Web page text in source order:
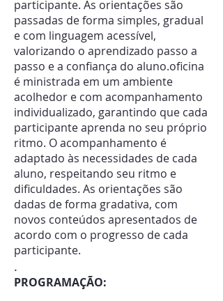
participante. As orientações são
passadas de forma simples, gradual
e com linguagem acessível,
valorizando o aprendizado passo a
passo e a confiança do aluno.oficina
é ministrada em um ambiente
acolhedor e com acompanhamento
individualizado, garantindo que cada
participante aprenda no seu próprio
ritmo. O acompanhamento é
adaptado às necessidades de cada
aluno, respeitando seu ritmo e
dificuldades. As orientações são
dadas de forma gradativa, com
novos conteúdos apresentados de
acordo com o progresso de cada
participante.
.
​PROGRAMAÇÃO: